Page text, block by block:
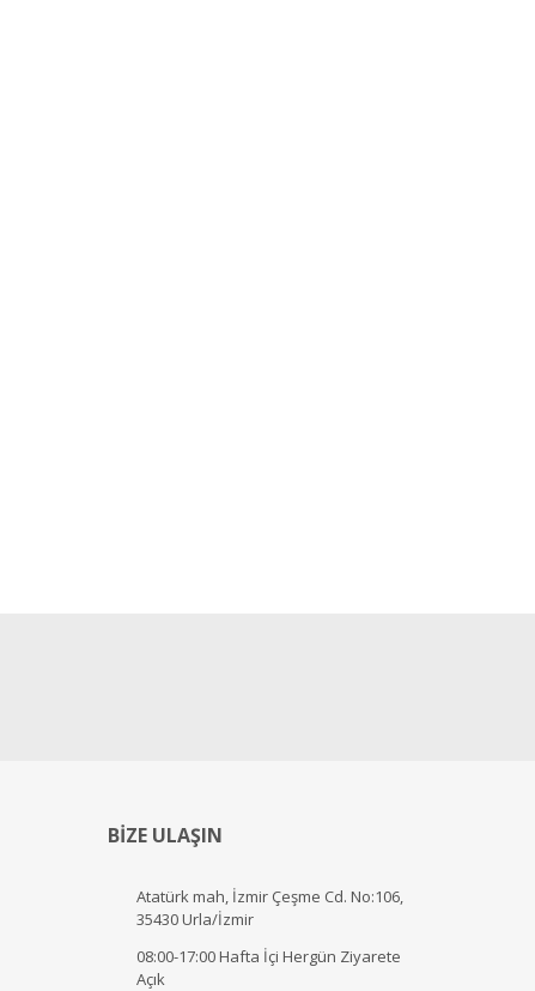
BİZE ULAŞIN
Atatürk mah, İzmir Çeşme Cd. No:106,
35430 Urla/İzmir
08:00-17:00 Hafta İçi Hergün Ziyarete
Açık